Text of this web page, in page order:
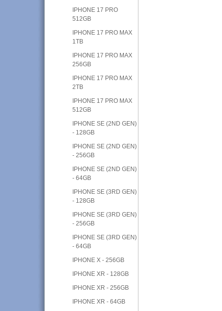
IPHONE 17 PRO
512GB
IPHONE 17 PRO MAX
1TB
IPHONE 17 PRO MAX
256GB
IPHONE 17 PRO MAX
2TB
IPHONE 17 PRO MAX
512GB
IPHONE SE (2ND GEN)
- 128GB
IPHONE SE (2ND GEN)
- 256GB
IPHONE SE (2ND GEN)
- 64GB
IPHONE SE (3RD GEN)
- 128GB
IPHONE SE (3RD GEN)
- 256GB
IPHONE SE (3RD GEN)
- 64GB
IPHONE X - 256GB
IPHONE XR - 128GB
IPHONE XR - 256GB
IPHONE XR - 64GB